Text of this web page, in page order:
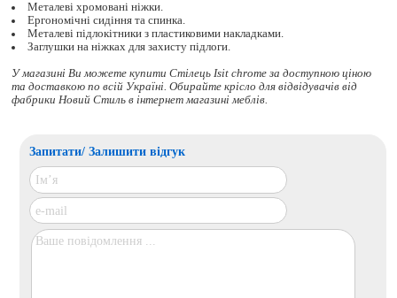
Металеві хромовані ніжки.
Ергономічні сидіння та спинка.
Металеві підлокітники з пластиковими накладками.
Заглушки на ніжках для захисту підлоги.
У магазині Ви можете купити Стілець Isit chrome за доступною ціною
та доставкою по всій Україні. Обирайте крісло для відвідувачіввід
фабрики Новий Стиль в інтернет магазині меблів.
Запитати/ Залишити відгук